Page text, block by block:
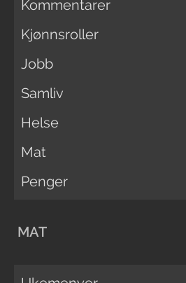
Kommentarer
Kjønnsroller
Jobb
Samliv
Helse
Mat
Penger
MAT